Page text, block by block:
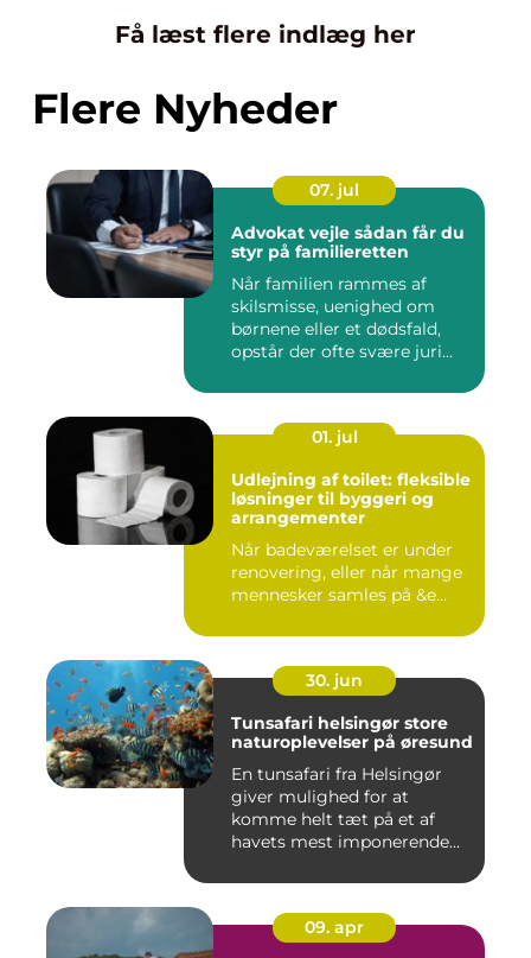
Få læst flere indlæg her
Flere Nyheder
07. jul
Advokat vejle sådan får du
styr på familieretten
Når familien rammes af
skilsmisse, uenighed om
børnene eller et dødsfald,
opstår der ofte svære juri...
01. jul
Udlejning af toilet: fleksible
løsninger til byggeri og
arrangementer
Når badeværelset er under
renovering, eller når mange
mennesker samles på &e...
30. jun
Tunsafari helsingør store
naturoplevelser på øresund
En tunsafari fra Helsingør
giver mulighed for at
komme helt tæt på et af
havets mest imponerende
09. apr